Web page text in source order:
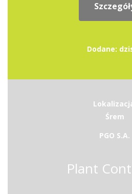
Dodane:
Śrem
PGO S.A.
Plant